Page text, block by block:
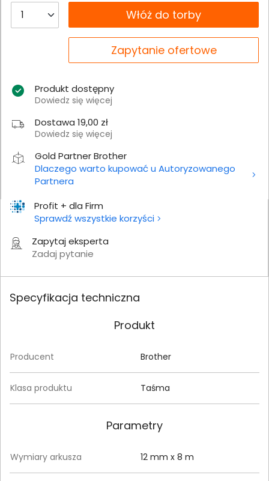
Profit + dla Firm
Sprawdź wszystkie korzyści
Zapytaj eksperta
Zadaj pytanie
__B2C.PRODUCT.QUANTITYWłóż do torby
Zapytanie ofertowe
Produkt dostępny
Dowiedz się więcej
Dostawa 19,00 zł
Dowiedz się więcej
Gold Partner Brother
Dlaczego warto kupować u Autoryzowanego
Partnera
Specyfikacja techniczna
Produkt
Producent Brother
Klasa produktu Taśma
Parametry
Wymiary arkusza 12 mm x 8 m